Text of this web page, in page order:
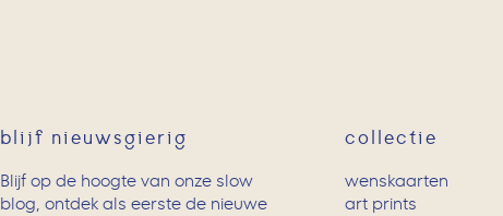
blijf nieuwsgierig
Blijf op de hoogte van onze slow
blog, ontdek als eerste de nieuwe
collectie
wenskaarten
art prints